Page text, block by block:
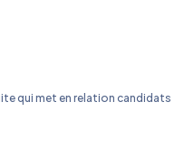
qui met en relation candidats